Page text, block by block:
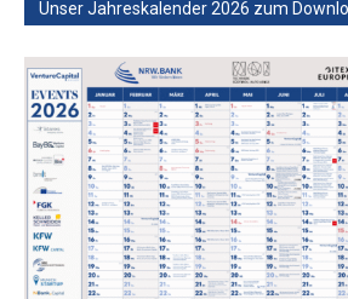
Unser Jahreskalender 2026 zum